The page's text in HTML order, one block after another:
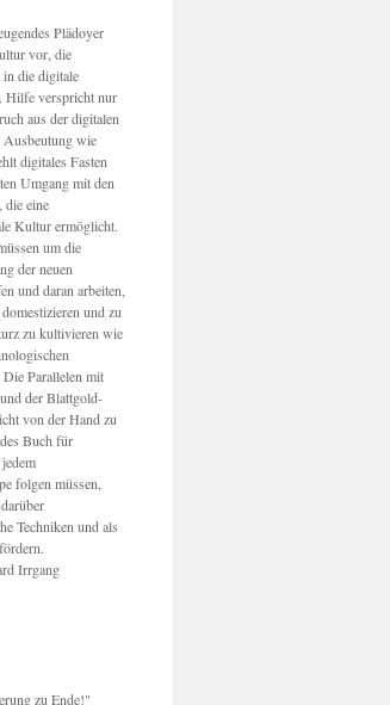
Plädoyer
vor, die
in die digitale
Hilfe verspricht nur
aus der digitalen
wie
digitales Fasten
Umgang mit den
die eine
Kultur ermöglicht.
um die
der neuen
und daran arbeiten,
und zu
zu kultivieren wie
Parallelen mit
der Blattgold-
von der Hand zu
Buch für
folgen müssen,
Techniken und als
Irrgang
zu Ende!"